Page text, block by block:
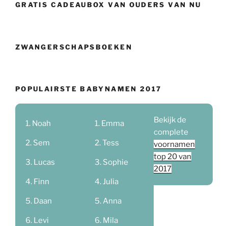
GRATIS CADEAUBOX VAN OUDERS VAN NU
ZWANGERSCHAPSBOEKEN
POPULAIRSTE BABYNAMEN 2017
Noah
Sem
Lucas
Finn
Daan
Levi
Emma
Tess
Sophie
Julia
Anna
Mila
Bekijk de
complete
voornamen
top 20 van
2017